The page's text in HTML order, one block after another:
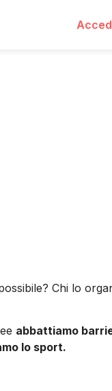
Chi lo
abbattiamo
lo sport.